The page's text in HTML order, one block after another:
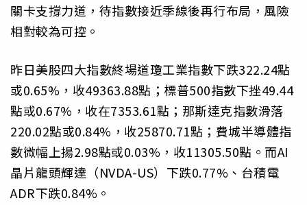
關卡支撐力道，待指數接近季線後再行布局，風險
相對較為可控。
昨日美股四大指數終場道瓊工業指數下跌322.24點
或0.65%，收49363.88點；標普500指數下挫49.44
點或0.67%，收在7353.61點；那斯達克指數滑落
220.02點或0.84%，收25870.71點；費城半導體指
數微幅上揚2.98點或0.03%，收11305.50點。而AI
晶片龍頭輝達（NVDA-US）下跌0.77%、台積電
ADR下跌0.84%。